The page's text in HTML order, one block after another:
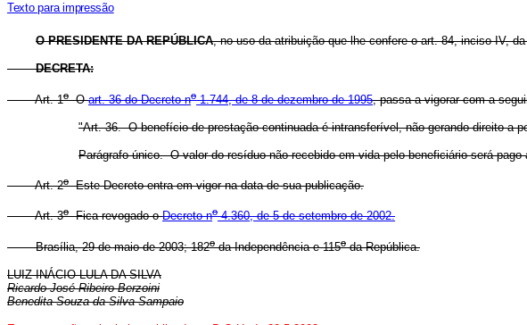
Texto para impressão
O PRESIDENTE DA REPÚBLICA, no uso da atribuição que lhe confere o art. 84, inciso IV,
DECRETA:
Art. 1oOart. 36 do Decreto no1.744, de 8 de dezembro de 1995, passa a vigorar com a
"Art. 36. O benefício de prestação continuada é intransferível, não gerando direito a
Parágrafo único. O valor do resíduo não recebido em vida pelo beneficiário será
Art. 2oEste Decreto entra em vigor na data de sua publicação.
Art. 3oFica revogado oDecreto no4.360, de 5 de setembro de 2002.
Brasília, 29 de maio de 2003; 182oda Independência e 115oda República.
LUIZ INÁCIO LULA DA SILVA
Ricardo José Ribeiro Berzoini
Benedita Souza da Silva Sampaio